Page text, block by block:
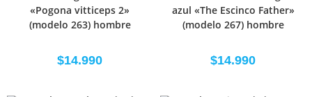
«Pogona vitticeps 2»
(modelo 263) hombre
$14.990
azul «The Escinco Father»
(modelo 267) hombre
$14.990